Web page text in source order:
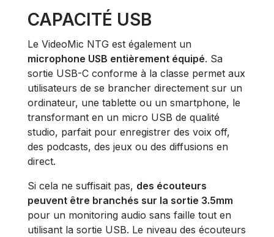
CAPACITÉ USB
Le VideoMic NTG est également un
microphone USB entièrement équipé. Sa
sortie USB-C conforme à la classe permet aux
utilisateurs de se brancher directement sur un
ordinateur, une tablette ou un smartphone, le
transformant en un micro USB de qualité
studio, parfait pour enregistrer des voix off,
des podcasts, des jeux ou des diffusions en
direct.
Si cela ne suffisait pas, des écouteurs
peuvent être branchés sur la sortie 3.5mm
pour un monitoring audio sans faille tout en
utilisant la sortie USB. Le niveau des écouteurs